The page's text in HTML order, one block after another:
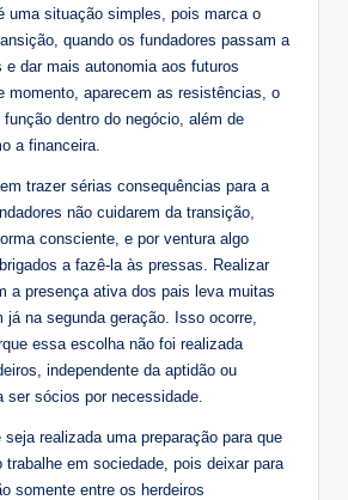
uma situação simples, pois marca o
quando os fundadores passam a
e dar mais autonomia aos futuros
momento, aparecem as resistências, o
dentro do negócio, além de
a financeira.
trazer sérias consequências para a
não cuidarem da transição,
consciente, e por ventura algo
a fazê-la às pressas. Realizar
a presença ativa dos pais leva muitas
já na segunda geração. Isso ocorre,
essa escolha não foi realizada
independente da aptidão ou
ser sócios por necessidade.
seja realizada uma preparação para que
trabalhe em sociedade, pois deixar para
somente entre os herdeiros